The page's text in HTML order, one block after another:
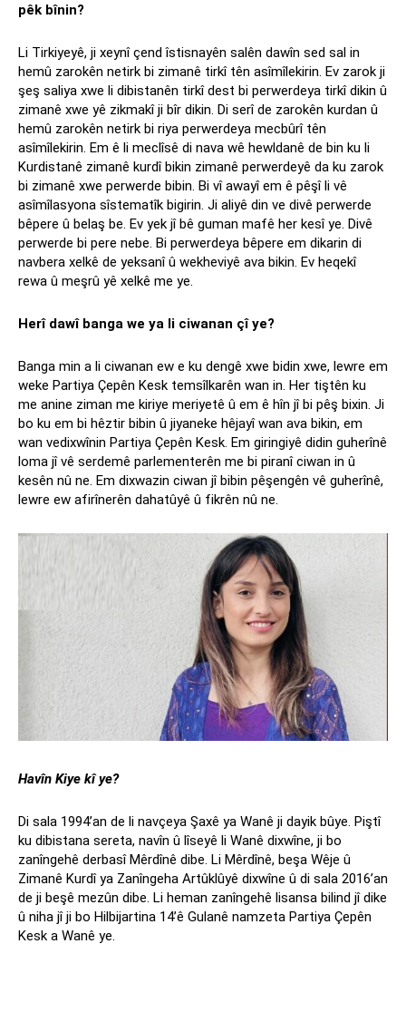
pêk bînin?
Li Tirkiyeyê, ji xeynî çend îstisnayên salên dawîn sed sal in
hemû zarokên netirk bi zimanê tirkî tên asîmîlekirin. Ev zarok ji
şeş saliya xwe li dibistanên tirkî dest bi perwerdeya tirkî dikin û
zimanê xwe yê zikmakî ji bîr dikin. Di serî de zarokên kurdan û
hemû zarokên netirk bi riya perwerdeya mecbûrî tên
asîmîlekirin. Em ê li meclîsê di nava wê hewldanê de bin ku li
Kurdistanê zimanê kurdî bikin zimanê perwerdeyê da ku zarok
bi zimanê xwe perwerde bibin. Bi vî awayî em ê pêşî li vê
asîmîlasyona sîstematîk bigirin. Ji aliyê din ve divê perwerde
bêpere û belaş be. Ev yek jî bê guman mafê her kesî ye. Divê
perwerde bi pere nebe. Bi perwerdeya bêpere em dikarin di
navbera xelkê de yeksanî û wekheviyê ava bikin. Ev heqekî
rewa û meşrû yê xelkê me ye.
Herî dawî banga we ya li ciwanan çî ye?
Banga min a li ciwanan ew e ku dengê xwe bidin xwe, lewre em
weke Partiya Çepên Kesk temsîlkarên wan in. Her tiştên ku
me anine ziman me kiriye meriyetê û em ê hîn jî bi pêş bixin. Ji
bo ku em bi hêztir bibin û jiyaneke hêjayî wan ava bikin, em
wan vedixwînin Partiya Çepên Kesk. Em giringiyê didin guherînê
loma jî vê serdemê parlementerên me bi piranî ciwan in û
kesên nû ne. Em dixwazin ciwan jî bibin pêşengên vê guherînê,
lewre ew afirînerên dahatûyê û fikrên nû ne.
Havîn Kiye kî ye?
Di sala 1994’an de li navçeya Şaxê ya Wanê ji dayik bûye. Piştî
ku dibistana sereta, navîn û lîseyê li Wanê dixwîne, ji bo
zanîngehê derbasî Mêrdînê dibe. Li Mêrdînê, beşa Wêje û
Zimanê Kurdî ya Zanîngeha Artûklûyê dixwîne û di sala 2016’an
de ji beşê mezûn dibe. Li heman zanîngehê lisansa bilind jî dike
û niha jî ji bo Hilbijartina 14’ê Gulanê namzeta Partiya Çepên
Kesk a Wanê ye.